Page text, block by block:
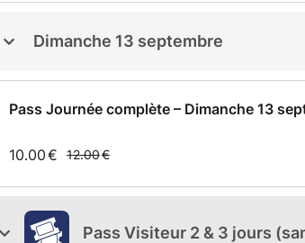
Dimanche 13 septembre
Pass Journée complète – Dimanche 13
10.00€ 12.00€
Pass Visiteur 2 & 3 jours